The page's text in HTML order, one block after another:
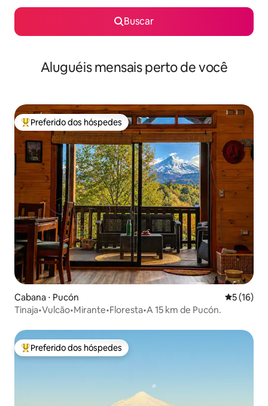
Buscar
Aluguéis mensais perto de você
Entre os melhores preferidos dos hóspedes
Preferido dos hóspedes
Cabana ⋅ Pucón 5 de uma
5 (16)
Tinaja•Vulcão•Mirante•Floresta•A 15 km de Pucón.
Entre os melhores preferidos dos hóspedes
Preferido dos hóspedes